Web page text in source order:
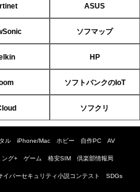
ASUS
ソフマップ
HP
ソフトバンクのIoT
ソフクリ
ル iPhone/Mac ホビー 自作PC AV
ング+ ゲーム 格安SIM 倶楽部情報局
イバーセキュリティ小説コンテスト SDGs